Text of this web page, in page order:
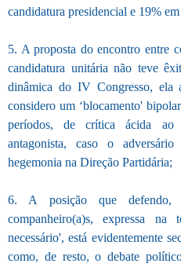
candidatura presidencial e 19%
5. A proposta do encontro entre
candidatura unitária não teve
dinâmica do IV Congresso, ela
considero um ‘blocamento'
períodos, de crítica ácida ao
antagonista, caso o
hegemonia na Direção Partidária;
6. A posição que defendo,
companheiro(a)s, expressa
necessário', está evidentemente
como, de resto, o debate